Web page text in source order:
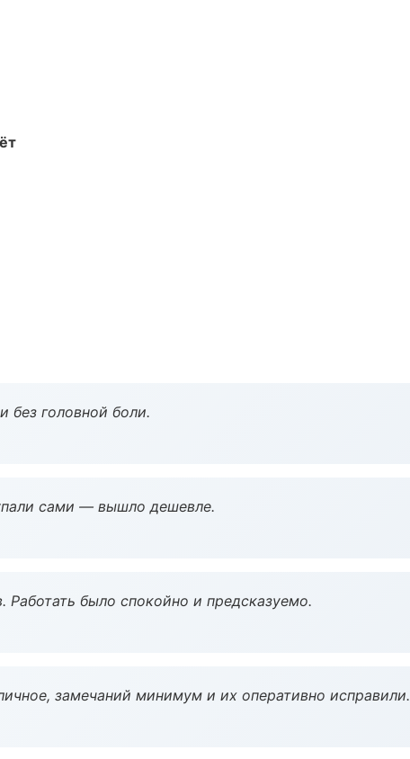
без головной боли.
сами — вышло дешевле.
Работать было спокойно и предсказуемо.
замечаний минимум и их оперативно исправили.